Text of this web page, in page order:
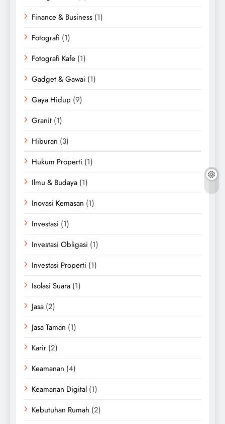
Finance & Business (1)
Fotografi (1)
Fotografi Kafe (1)
Gadget & Gawai (1)
Gaya Hidup (9)
Granit (1)
Hiburan (3)
Hukum Properti (1)
Ilmu & Budaya (1)
Inovasi Kemasan (1)
Investasi (1)
Investasi Obligasi (1)
Investasi Properti (1)
Isolasi Suara (1)
Jasa (2)
Jasa Taman (1)
Karir (2)
Keamanan (4)
Keamanan Digital (1)
Kebutuhan Rumah (2)